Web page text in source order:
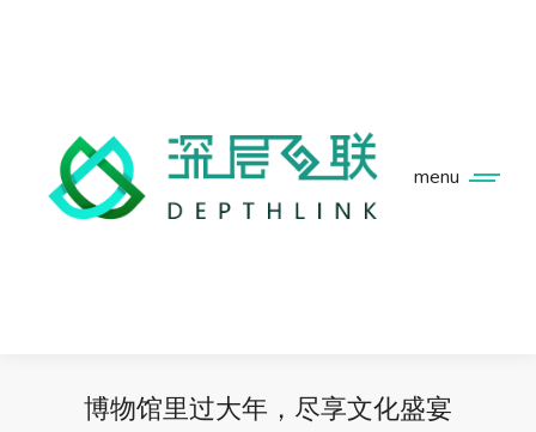
menu
博物馆里过大年，尽享文化盛宴